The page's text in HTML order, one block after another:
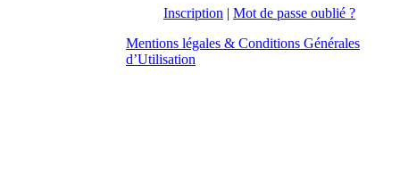
Inscription | Mot de passe oublié ?
Mentions légales & Conditions Générales
d’Utilisation